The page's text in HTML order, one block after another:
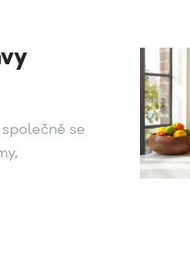
se